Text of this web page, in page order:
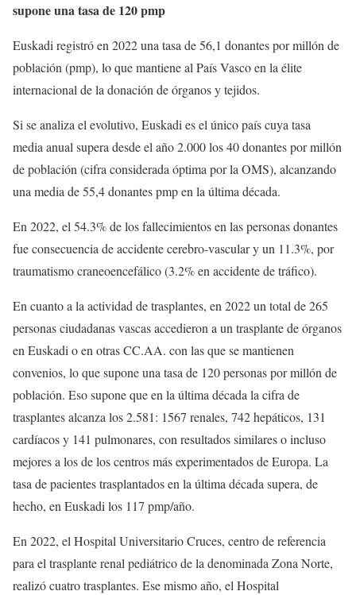
supone una tasa de 120 pmp
Euskadi registró en 2022 una tasa de 56,1 donantes por millón de
población (pmp), lo que mantiene al País Vasco en la élite
internacional de la donación de órganos y tejidos.
Si se analiza el evolutivo, Euskadi es el único país cuya tasa
media anual supera desde el año 2.000 los 40 donantes por millón
de población (cifra considerada óptima por la OMS), alcanzando
una media de 55,4 donantes pmp en la última década.
En 2022, el 54.3% de los fallecimientos en las personas donantes
fue consecuencia de accidente cerebro-vascular y un 11.3%, por
traumatismo craneoencefálico (3.2% en accidente de tráfico).
En cuanto a la actividad de trasplantes, en 2022 un total de 265
personas ciudadanas vascas accedieron a un trasplante de órganos
en Euskadi o en otras CC.AA. con las que se mantienen
convenios, lo que supone una tasa de 120 personas por millón de
población. Eso supone que en la última década la cifra de
trasplantes alcanza los 2.581: 1567 renales, 742 hepáticos, 131
cardíacos y 141 pulmonares, con resultados similares o incluso
mejores a los de los centros más experimentados de Europa. La
tasa de pacientes trasplantados en la última década supera, de
hecho, en Euskadi los 117 pmp/año.
En 2022, el Hospital Universitario Cruces, centro de referencia
para el trasplante renal pediátrico de la denominada Zona Norte,
realizó cuatro trasplantes. Ese mismo año, el Hospital